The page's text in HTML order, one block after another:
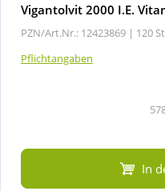
Vigantolvit 2000 I.E.
PZN/Art.Nr.: 12423869 | 120
Pflichtangaben
In